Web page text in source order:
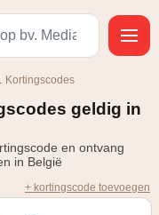
Kortingscodes
geldig in
en ontvang
in België
+ kortingscode toevoegen